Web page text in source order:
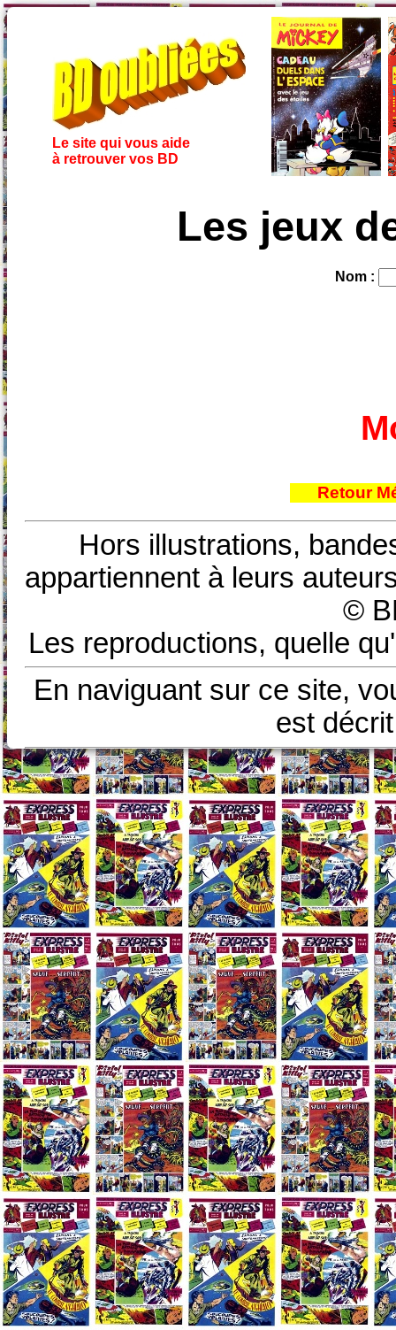
Le site qui vous aide
à retrouver vos BD
Les jeux
Nom :
Retour
Hors illustrations,
appartiennent à leurs
©
Les reproductions, quelle
En naviguant sur ce site,
est